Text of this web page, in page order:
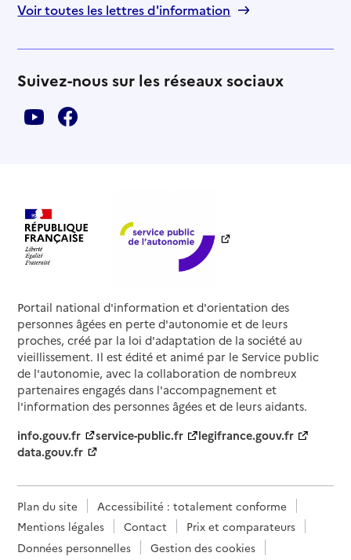
Voir toutes les lettres d'information
Suivez-nous sur les réseaux sociaux
Portail national d'information et d'orientation des
personnes âgées en perte d'autonomie et de leurs
proches, créé par la loi d'adaptation de la société au
vieillissement. Il est édité et animé par le Service public
de l'autonomie, avec la collaboration de nombreux
partenaires engagés dans l'accompagnement et
l'information des personnes âgées et de leurs aidants.
info.gouv.fr
service-public.fr
legifrance.gouv.fr
data.gouv.fr
Plan du site
Accessibilité : totalement conforme
Mentions légales
Contact
Prix et comparateurs
Données personnelles
Gestion des cookies